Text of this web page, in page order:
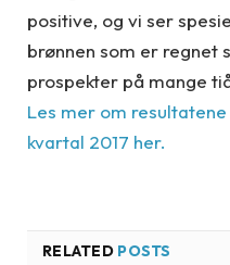
positive, og vi ser
brønnen som er regnet
prospekter på mange
Les mer om
kvartal 2017 her.
RELATED POSTS